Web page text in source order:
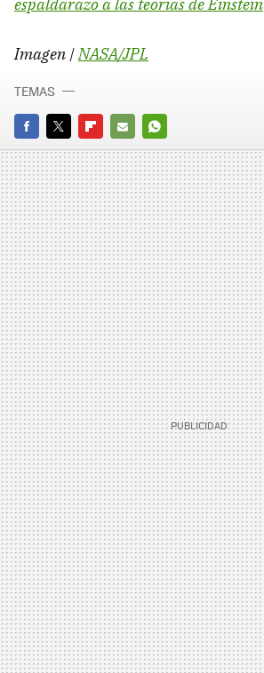
Imagen |NASA/JPL
FACEBOOK
TWITTERFLIPBOARD
E-
MAIL
WHATSAPP
TEMAS